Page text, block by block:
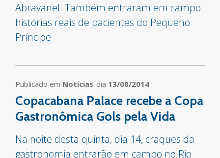
Abravanel. Também entraram em campo
histórias reais de pacientes do Pequeno
Príncipe
Publicado em Notícias dia 13/08/2014
Copacabana Palace recebe a Copa
Gastronômica Gols pela Vida
Na noite desta quinta, dia 14, craques da
gastronomia entrarão em campo no Rio